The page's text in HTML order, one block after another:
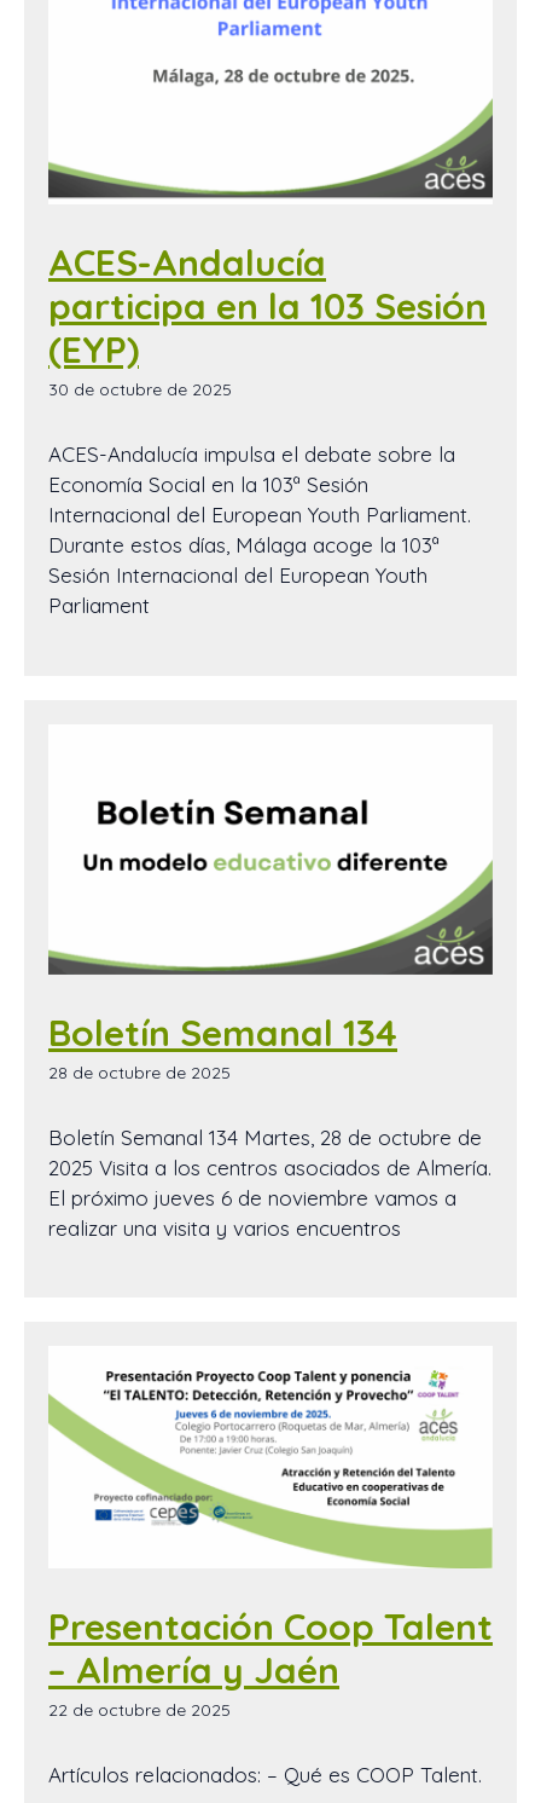
ACES-Andalucía
participa en la 103 Sesión
(EYP)
30 de octubre de 2025
ACES-Andalucía impulsa el debate sobre la
Economía Social en la 103ª Sesión
Internacional del European Youth Parliament.
Durante estos días, Málaga acoge la 103ª
Sesión Internacional del European Youth
Parliament
Boletín Semanal 134
28 de octubre de 2025
Boletín Semanal 134 Martes, 28 de octubre de
2025 Visita a los centros asociados de Almería.
El próximo jueves 6 de noviembre vamos a
realizar una visita y varios encuentros
Presentación Coop Talent
– Almería y Jaén
22 de octubre de 2025
Artículos relacionados: – Qué es COOP Talent.